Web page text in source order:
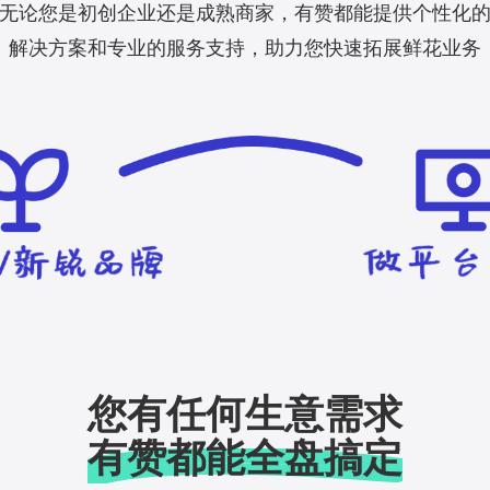
无论您是初创企业还是成熟商家，有赞都能提供个性化的
解决方案和专业的服务支持，助力您快速拓展鲜花业务
您有任何生意需求
有赞都能全盘搞定